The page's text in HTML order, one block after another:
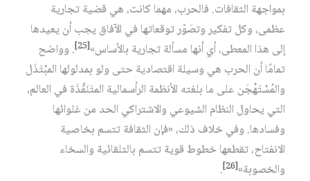
بمواجهة الثقافات. فالحرب، مهما كانت، هي قضية تجارية
عظمى، وكل تفكير وتصَوّر توقعاتها في الآفاق يجب أن يعيدها
إلى هذا المعطى، أي أنها مسألة تجارية بالأساس»[25]
. وواضح
تمامًا أن الحرب هي وسيلة اقتصادية حتى ولو بمدلولها المبْتَذَل
والمُسْتَهْجَن على ما بلغته الأنظمة الرأسمالية المتَنَفِّذَة في العالم،
التي يحاول النظام الشيوعي والاشتراكي الحد من غلوائها
وفسادها. وفي خلاف ذلك، «فإن الثقافة تتسم بخاصية
الانفتاح، تقطعها خطوط قوية تتسم بالتلقائية والسخاء
والخصوبة»[26]
.